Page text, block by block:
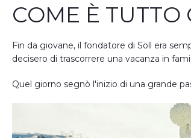
COME È
Fin da giovane, il fondatore di Söll era
decisero di trascorrere una vacanza in
Quel giorno segnò l'inizio di una grande